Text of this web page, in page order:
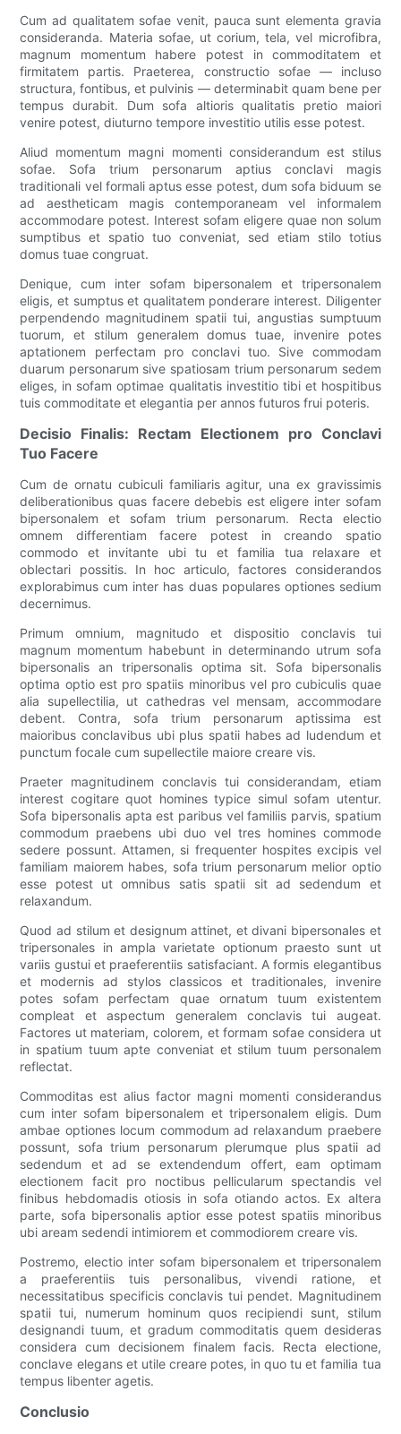
Cum ad qualitatem sofae venit, pauca sunt elementa gravia
consideranda. Materia sofae, ut corium, tela, vel microfibra,
magnum momentum habere potest in commoditatem et
firmitatem partis. Praeterea, constructio sofae — incluso
structura, fontibus, et pulvinis — determinabit quam bene per
tempus durabit. Dum sofa altioris qualitatis pretio maiori
venire potest, diuturno tempore investitio utilis esse potest.
Aliud momentum magni momenti considerandum est stilus
sofae. Sofa trium personarum aptius conclavi magis
traditionali vel formali aptus esse potest, dum sofa biduum se
ad aestheticam magis contemporaneam vel informalem
accommodare potest. Interest sofam eligere quae non solum
sumptibus et spatio tuo conveniat, sed etiam stilo totius
domus tuae congruat.
Denique, cum inter sofam bipersonalem et tripersonalem
eligis, et sumptus et qualitatem ponderare interest. Diligenter
perpendendo magnitudinem spatii tui, angustias sumptuum
tuorum, et stilum generalem domus tuae, invenire potes
aptationem perfectam pro conclavi tuo. Sive commodam
duarum personarum sive spatiosam trium personarum sedem
eliges, in sofam optimae qualitatis investitio tibi et hospitibus
tuis commoditate et elegantia per annos futuros frui poteris.
Decisio Finalis: Rectam Electionem pro Conclavi
Tuo Facere
Cum de ornatu cubiculi familiaris agitur, una ex gravissimis
deliberationibus quas facere debebis est eligere inter sofam
bipersonalem et sofam trium personarum. Recta electio
omnem differentiam facere potest in creando spatio
commodo et invitante ubi tu et familia tua relaxare et
oblectari possitis. In hoc articulo, factores considerandos
explorabimus cum inter has duas populares optiones sedium
decernimus.
Primum omnium, magnitudo et dispositio conclavis tui
magnum momentum habebunt in determinando utrum sofa
bipersonalis an tripersonalis optima sit. Sofa bipersonalis
optima optio est pro spatiis minoribus vel pro cubiculis quae
alia supellectilia, ut cathedras vel mensam, accommodare
debent. Contra, sofa trium personarum aptissima est
maioribus conclavibus ubi plus spatii habes ad ludendum et
punctum focale cum supellectile maiore creare vis.
Praeter magnitudinem conclavis tui considerandam, etiam
interest cogitare quot homines typice simul sofam utentur.
Sofa bipersonalis apta est paribus vel familiis parvis, spatium
commodum praebens ubi duo vel tres homines commode
sedere possunt. Attamen, si frequenter hospites excipis vel
familiam maiorem habes, sofa trium personarum melior optio
esse potest ut omnibus satis spatii sit ad sedendum et
relaxandum.
Quod ad stilum et designum attinet, et divani bipersonales et
tripersonales in ampla varietate optionum praesto sunt ut
variis gustui et praeferentiis satisfaciant. A formis elegantibus
et modernis ad stylos classicos et traditionales, invenire
potes sofam perfectam quae ornatum tuum existentem
compleat et aspectum generalem conclavis tui augeat.
Factores ut materiam, colorem, et formam sofae considera ut
in spatium tuum apte conveniat et stilum tuum personalem
reflectat.
Commoditas est alius factor magni momenti considerandus
cum inter sofam bipersonalem et tripersonalem eligis. Dum
ambae optiones locum commodum ad relaxandum praebere
possunt, sofa trium personarum plerumque plus spatii ad
sedendum et ad se extendendum offert, eam optimam
electionem facit pro noctibus pellicularum spectandis vel
finibus hebdomadis otiosis in sofa otiando actos. Ex altera
parte, sofa bipersonalis aptior esse potest spatiis minoribus
ubi aream sedendi intimiorem et commodiorem creare vis.
Postremo, electio inter sofam bipersonalem et tripersonalem
a praeferentiis tuis personalibus, vivendi ratione, et
necessitatibus specificis conclavis tui pendet. Magnitudinem
spatii tui, numerum hominum quos recipiendi sunt, stilum
designandi tuum, et gradum commoditatis quem desideras
considera cum decisionem finalem facis. Recta electione,
conclave elegans et utile creare potes, in quo tu et familia tua
tempus libenter agetis.
Conclusio